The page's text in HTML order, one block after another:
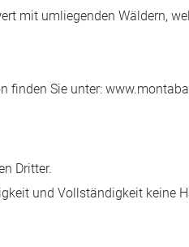
mit umliegenden Wäldern,
finden Sie unter:
Dritter.
und Vollständigkeit keine